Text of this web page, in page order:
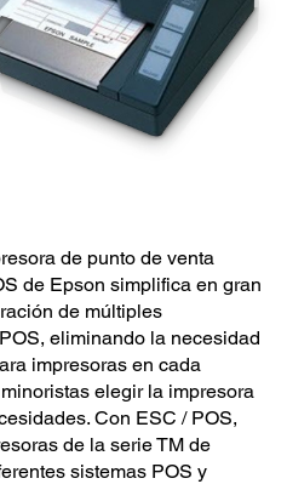
de punto de venta
de Epson simplifica en gran
de múltiples
eliminando la necesidad
impresoras en cada
elegir la impresora
Con ESC / POS,
de la serie TM de
sistemas POS y